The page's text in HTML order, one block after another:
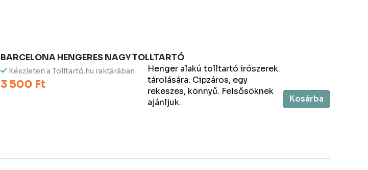
BARCELONA HENGERES NAGY TOLLTARTÓ
Készleten a Tolltartó.hu raktárában
3 500 Ft
Henger alakú tolltartó írószerek
tárolására. Cipzáros, egy
rekeszes, könnyű. Felsősöknek
ajánljuk.
Kosárba